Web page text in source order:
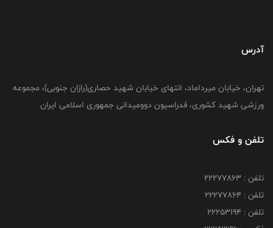
آدرس
تهران، خیابان میرداماد، انتهای خیابان شهید حصاری(رازان جنوبی)، مجموعه
ورزشی شهید کشوری، فدراسیون دوومیدانی جمهوری اسلامی ایران
تلفن و فکس
تلفن : 22277863
تلفن : 22277864
تلفن : 22253194